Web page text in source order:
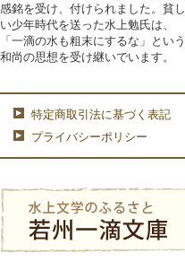
感銘を受け、付けられました。貧し
い少年時代を送った水上勉氏は、
「一滴の水も粗末にするな」という
和尚の思想を受け継いでいます。
特定商取引法に基づく表記
プライバシーポリシー